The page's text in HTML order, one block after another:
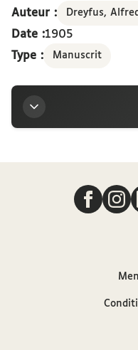
Auteur : Dreyfus,
Date :1905
Type :
Manuscrit
Titre
Lettre d’Alfred
Visconti, [1905]
Nous